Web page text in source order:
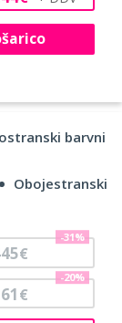
barvni
Obojestranski
€
-20%
€
-31%